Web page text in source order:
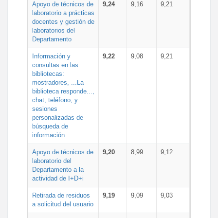
Apoyo de técnicos de
laboratorio a prácticas
docentes y gestión de
laboratorios del
Departamento
9,24 9,16 9,21
Información y
consultas en las
bibliotecas:
mostradores, ...La
biblioteca responde...,
chat, teléfono, y
sesiones
personalizadas de
búsqueda de
información
9,22 9,08 9,21
Apoyo de técnicos de
laboratorio del
Departamento a la
actividad de I+D+i
9,20 8,99 9,12
Retirada de residuos
a solicitud del usuario
9,19 9,09 9,03